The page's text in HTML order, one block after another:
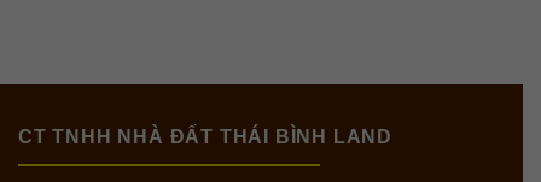
CT TNHH NHÀ ĐẤT THÁI BÌNH LAND